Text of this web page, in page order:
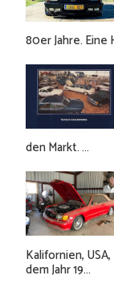
80er Jahre. Eine
den Markt. ...
Kalifornien,
dem Jahr 19...